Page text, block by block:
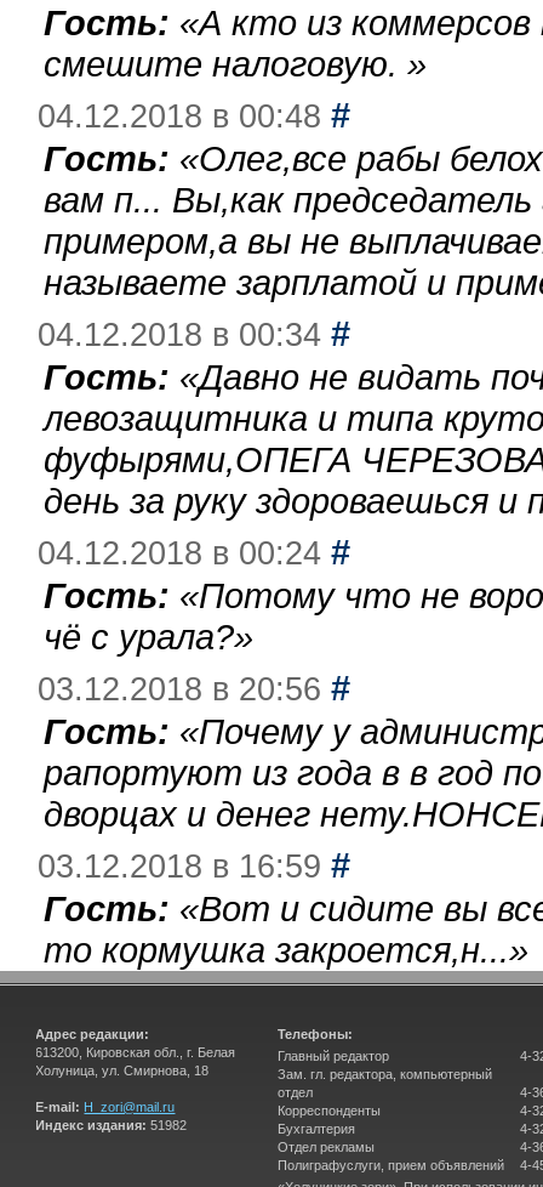
Гость: «А кто из
смешите налоговую. »
04.12.2018 в 00:48 #
Гость: «Олег,все рабы
вам п... Вы,как
примером,а вы не
называете зарплатой и
04.12.2018 в 00:34 #
Гость: «Давно не видать
левозащитника и типа
фуфырями,ОПЕГА
день за руку здороваешься
04.12.2018 в 00:24 #
Гость: «Потому что не
чё с урала?»
03.12.2018 в 20:56 #
Гость: «Почему у
рапортуют из года в в год
дворцах и денег
03.12.2018 в 16:59 #
Гость: «Вот и сидите вы
то кормушка закроется,н...»
Адрес редакции:
613200, Кировская обл., г. Белая
Холуница, ул. Смирнова, 18
E-mail: H_zori@mail.ru
Индекс издания: 51982
Телефоны:
Главный редактор
Зам. гл. редактора, компьютерный
отдел
Корреспонденты
Бухгалтерия
Отдел рекламы
Полиграфуслуги, прием объявлений
4-
4-
4-
4-
4-
4-